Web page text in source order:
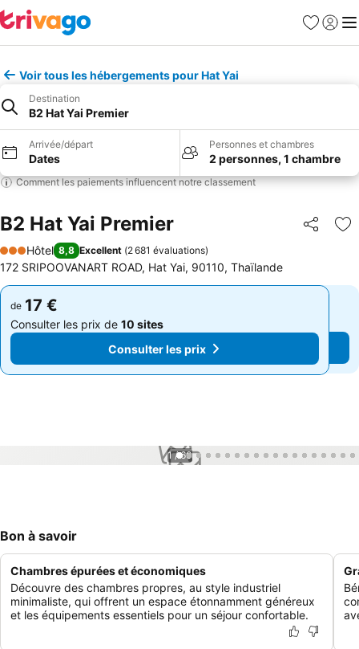
Favoris
Se
Voir tous les hébergements pour Hat Yai
Destination
B2 Hat Yai Premier
Arrivée/départ
Dates
Personnes et chambres
2 personnes, 1 chambre
Comment les paiements influencent notre classement
B2 Hat Yai Premier Partager
3 Étoiles
Hôtel 8,8 Excellent (2 681 évaluations)
172 SRIPOOVANART ROAD, Hat Yai, 90110, Thaïlande
de 17 €
Consulter les prix de 10 sites
Consulter les prix
de 17 €
Consulter les prix de 10 sites
Consulter les prix
1 / 60
Bon à savoir
Chambres épurées et économiques
Découvre des chambres propres, au style industriel
minimaliste, qui offrent un espace étonnamment généreux
et les équipements essentiels pour un séjour confortable.